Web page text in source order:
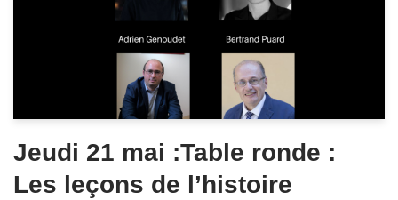
Jeudi 21 mai :Table ronde :
Les leçons de l’histoire